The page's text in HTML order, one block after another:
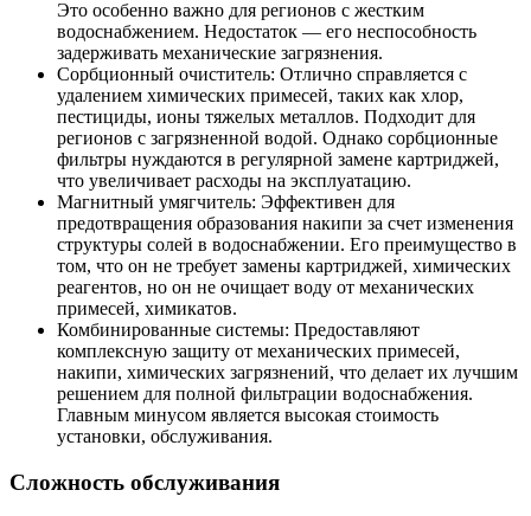
Это особенно важно для регионов с жестким
водоснабжением. Недостаток — его неспособность
задерживать механические загрязнения.
Сорбционный очиститель: Отлично справляется с
удалением химических примесей, таких как хлор,
пестициды, ионы тяжелых металлов. Подходит для
регионов с загрязненной водой. Однако сорбционные
фильтры нуждаются в регулярной замене картриджей,
что увеличивает расходы на эксплуатацию.
Магнитный умягчитель: Эффективен для
предотвращения образования накипи за счет изменения
структуры солей в водоснабжении. Его преимущество в
том, что он не требует замены картриджей, химических
реагентов, но он не очищает воду от механических
примесей, химикатов.
Комбинированные системы: Предоставляют
комплексную защиту от механических примесей,
накипи, химических загрязнений, что делает их лучшим
решением для полной фильтрации водоснабжения.
Главным минусом является высокая стоимость
установки, обслуживания.
Сложность обслуживания